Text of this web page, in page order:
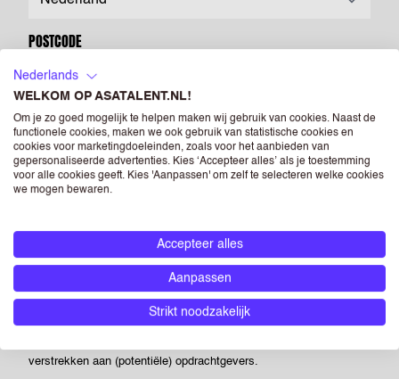
POSTCODE
CV(OPTIONEEL)
Drag & Drop je bestanden ofBladeren
opdrachtgevers waar we je voorstellen. Je kunt een foto opnemen
op je CV, maar als je dit niet doet heeft dit geen negatieve
gevolgen voor je sollicitatie. Als je een foto opneemt in je CV dan
geef je ASA Talent - én de bedrijven die horen bij RGF Staffing the
verstrekken aan (potentiële) opdrachtgevers.
Nederlands
WELKOM OP ASATALENT.NL!
Om je zo goed mogelijk te helpen maken wij gebruik van cookies. Naast de
functionele cookies, maken we ook gebruik van statistische cookies en
cookies voor marketingdoeleinden, zoals voor het aanbieden van
gepersonaliseerde advertenties. Kies ‘Accepteer alles’ als je toestemming
voor alle cookies geeft. Kies 'Aanpassen' om zelf te selecteren welke cookies
we mogen bewaren.
Accepteer alles
Aanpassen
Strikt noodzakelijk